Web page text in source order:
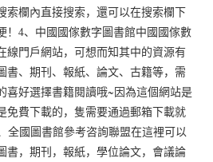
索欄內直接搜索，還可以在搜索欄下
！4、中國國傢數字圖書館中國國傢數
線門戶網站，可想而知其中的資源有
書、期刊、報紙、論文、古籍等，需
喜好選擇書籍閱讀哦~因為這個網站是
免費下載的，隻需要通過郵箱下載就
全國圖書館參考咨詢聯盟在這裡可以
書，期刊，報紙，學位論文，會議論